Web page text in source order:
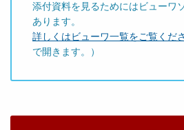
添付資料を見るためにはビューワ
あります。
詳しくはビューワ一覧をご覧くださ
で開きます。）